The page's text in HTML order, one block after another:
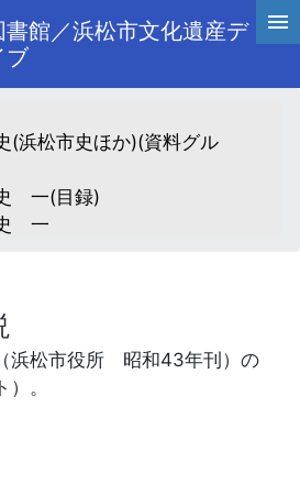
館／浜松市文化遺産デ
ブ
(浜松市史ほか)(資料グル
一(目録)
一
浜松市役所 昭和43年刊）の
。